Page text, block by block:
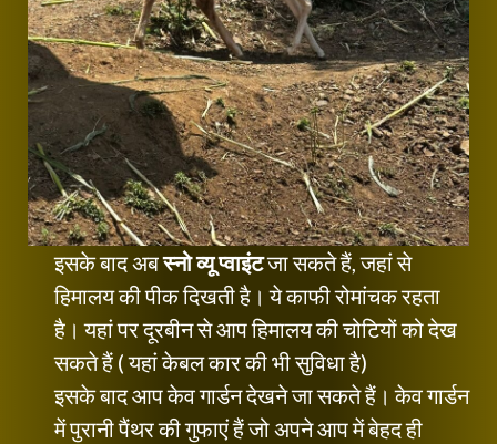
इसके बाद अबस्नो व्यू प्वाइंटजा सकते हैं, जहां से
हिमालय की पीक दिखती है। ये काफी रोमांचक रहता
है। यहां पर दूरबीन से आप हिमालय की चोटियों को देख
सकते हैं ( यहां केबल कार की भी सुविधा है)
इसके बाद आप केव गार्डन देखने जा सकते हैं। केव गार्डन
में पुरानी पैंथर की गुफाएं हैं जो अपने आप में बेहद ही